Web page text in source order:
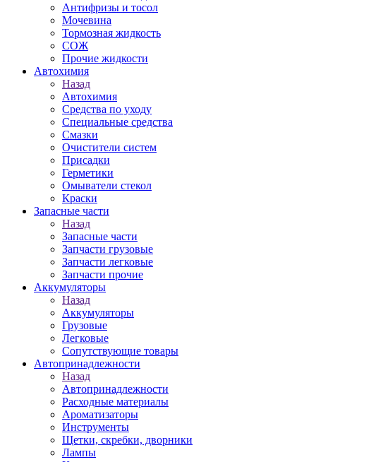
Антифризы и тосол
Мочевина
Тормозная жидкость
СОЖ
Прочие жидкости
Автохимия
Назад
Автохимия
Средства по уходу
Специальные средства
Смазки
Очистители систем
Присадки
Герметики
Омыватели стекол
Краски
Запасные части
Назад
Запасные части
Запчасти грузовые
Запчасти легковые
Запчасти прочие
Аккумуляторы
Назад
Аккумуляторы
Грузовые
Легковые
Сопутствующие товары
Автопринадлежности
Назад
Автопринадлежности
Расходные материалы
Ароматизаторы
Инструменты
Щетки, скребки, дворники
Лампы